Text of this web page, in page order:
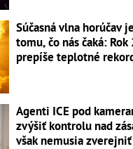
Súčasná vlna horúčav
tomu, čo nás čaká:
prepíše teplotné
Agenti ICE pod
zvýšiť kontrolu nad
však nemusia zverejniť